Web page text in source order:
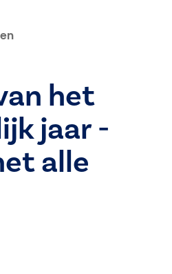
het
jaar -
alle